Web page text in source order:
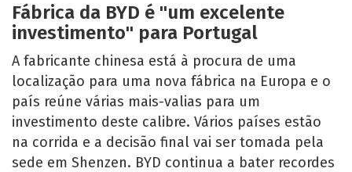
Fábrica da BYD é "um excelente
investimento" para Portugal
A fabricante chinesa está à procura de uma
localização para uma nova fábrica na Europa e o
país reúne várias mais-valias para um
investimento deste calibre. Vários países estão
na corrida e a decisão final vai ser tomada pela
sede em Shenzen. BYD continua a bater recordes